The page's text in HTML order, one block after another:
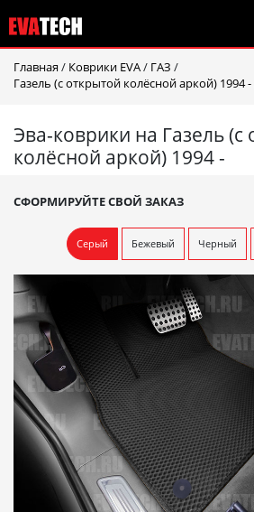
Главная / Коврики EVA/ ГАЗ /
Газель (с открытой колёсной аркой) 1994 -
Эва-коврики на Газель (с
колёсной аркой) 1994 -
СФОРМИРУЙТЕ СВОЙ ЗАКАЗ
Серый Бежевый Черный